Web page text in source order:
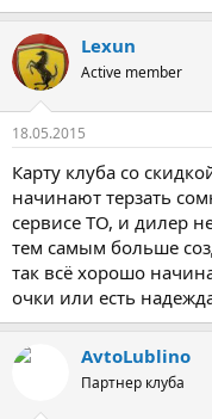
Lexun
Active member
18.05.2015
Карту клуба со
начинают терзать
сервисе ТО, и дилер
тем самым больше
так всё хорошо
очки или есть
AvtoLublino
Партнер клуба